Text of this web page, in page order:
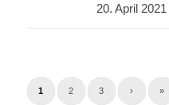
20. April 2021
/
1 2 3 › »